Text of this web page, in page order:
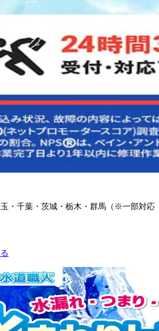
・千葉・茨城・栃木・群馬（※一部対応